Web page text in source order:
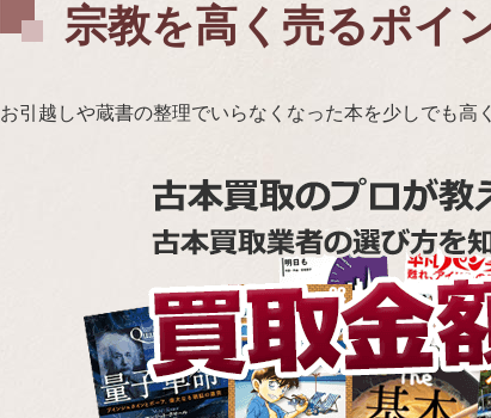
宗教を高く売るポイ
お引越しや蔵書の整理でいらなくなった本を少しでも高